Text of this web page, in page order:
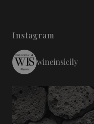
Instagram
wineinsicily